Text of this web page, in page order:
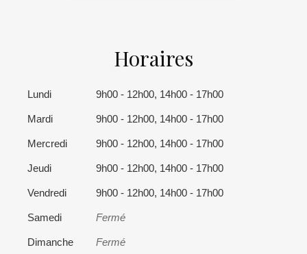
Horaires
Lundi 9h00 - 12h00, 14h00 - 17h00
Mardi 9h00 - 12h00, 14h00 - 17h00
Mercredi 9h00 - 12h00, 14h00 - 17h00
Jeudi 9h00 - 12h00, 14h00 - 17h00
Vendredi 9h00 - 12h00, 14h00 - 17h00
Samedi Fermé
Dimanche Fermé